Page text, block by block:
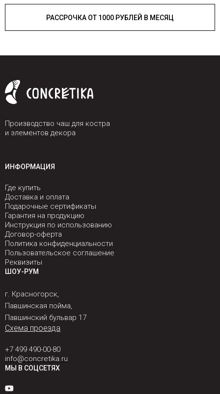
РАССРОЧКА ОТ 1000 РУБЛЕЙ В МЕСЯЦ
Производство чаш для костра
и элементов декора
ИНФОРМАЦИЯ
Где купить
Доставка и оплата
Подарочные сертификаты
Гарантия на продукцию
Инструкция по использованию
Договор-оферта
Политика конфиденциальности
Пользовательское соглашение
Реквизиты
ШОУ-РУМ
г. Красногорск,
Павшинская пойма,
Павшинский бульвар 17
Схема проезда
+7 499 490-00-80
info@concretika.ru
МЫ В СОЦСЕТЯХ